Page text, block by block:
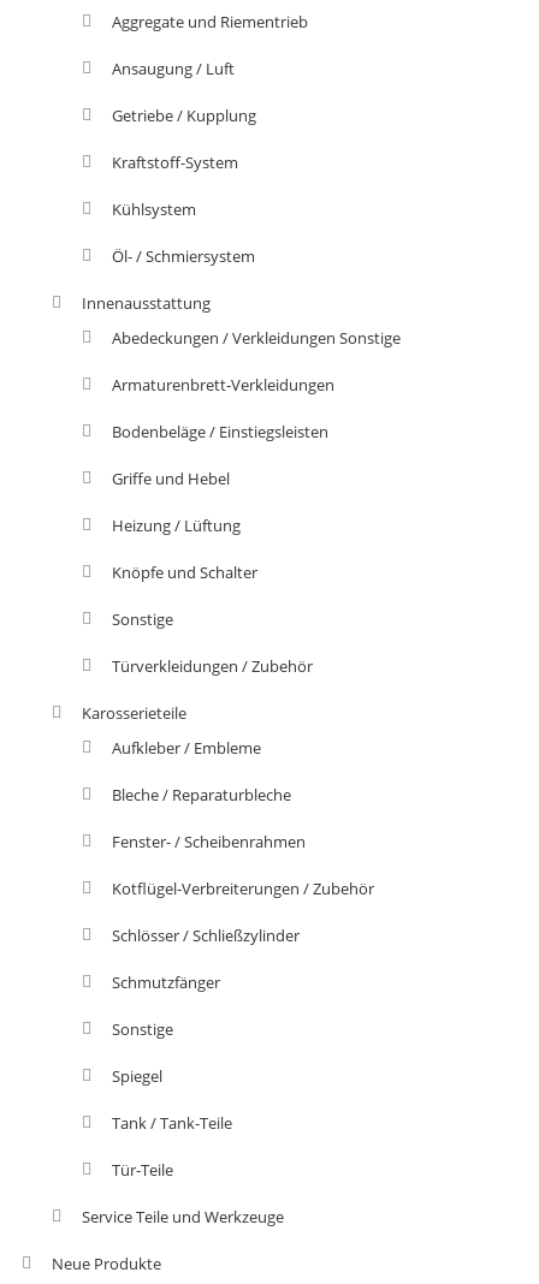
Aggregate und Riementrieb
Ansaugung / Luft
Getriebe / Kupplung
Kraftstoff-System
Kühlsystem
Öl- / Schmiersystem
Innenausstattung
Abedeckungen / Verkleidungen Sonstige
Armaturenbrett-Verkleidungen
Bodenbeläge / Einstiegsleisten
Griffe und Hebel
Heizung / Lüftung
Knöpfe und Schalter
Sonstige
Türverkleidungen / Zubehör
Karosserieteile
Aufkleber / Embleme
Bleche / Reparaturbleche
Fenster- / Scheibenrahmen
Kotflügel-Verbreiterungen / Zubehör
Schlösser / Schließzylinder
Schmutzfänger
Sonstige
Spiegel
Tank / Tank-Teile
Tür-Teile
Service Teile und Werkzeuge
Neue Produkte